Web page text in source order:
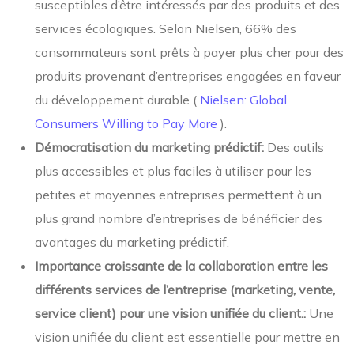
susceptibles d’être intéressés par des produits et des
services écologiques. Selon Nielsen, 66% des
consommateurs sont prêts à payer plus cher pour des
produits provenant d’entreprises engagées en faveur
du développement durable ( Nielsen: Global
Consumers Willing to Pay More ).
Démocratisation du marketing prédictif: Des outils
plus accessibles et plus faciles à utiliser pour les
petites et moyennes entreprises permettent à un
plus grand nombre d’entreprises de bénéficier des
avantages du marketing prédictif.
Importance croissante de la collaboration entre les
différents services de l’entreprise (marketing, vente,
service client) pour une vision unifiée du client.: Une
vision unifiée du client est essentielle pour mettre en